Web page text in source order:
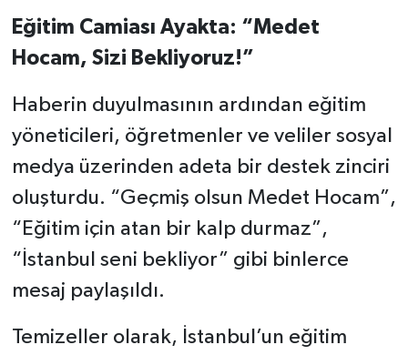
Eğitim Camiası Ayakta: “Medet
Hocam, Sizi Bekliyoruz!”
Haberin duyulmasının ardından eğitim
yöneticileri, öğretmenler ve veliler sosyal
medya üzerinden adeta bir destek zinciri
oluşturdu. “Geçmiş olsun Medet Hocam”,
“Eğitim için atan bir kalp durmaz”,
“İstanbul seni bekliyor” gibi binlerce
mesaj paylaşıldı.
Temizeller olarak, İstanbul’un eğitim